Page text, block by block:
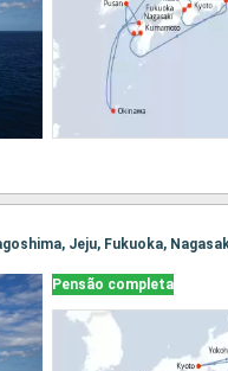
Jeju, Fukuoka,
Pensão completa